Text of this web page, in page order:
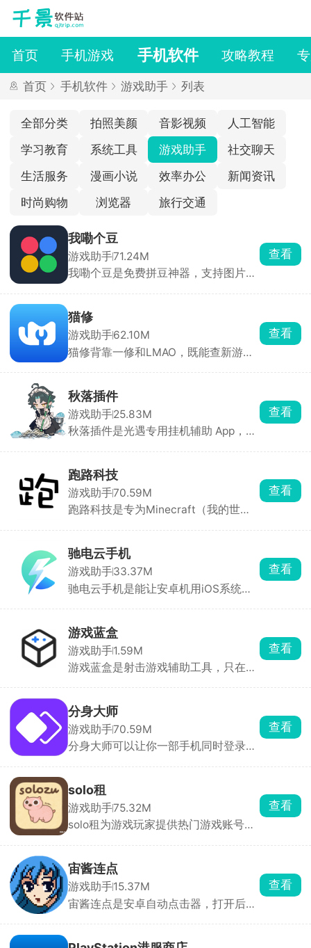
首页 手机游戏 手机软件 攻略教程
首页 手机软件 游戏助手 列表
全部分类 拍照美颜 音影视频
人工智能
学习教育
系统工具 游戏助手
社交聊天
生活服务
漫画小说 效率办公
新闻资讯
时尚购物
浏览器 旅行交通
我嘞个豆
游戏助手71.24M
我嘞个豆是免费拼豆神器，支持图片AI
度、局部放大，大幅降低拼豆难度。可
手绘像素画、自动统计豆子用量、管理
库存。带灵感社区可浏览分享作品，是
拼豆爱好者必备工具。
查看
猫修
游戏助手62.10M
猫修背靠一修和LMAO，既能查新游资
玩家社区，能分享存档、找队友，发帖
攒积分还能抽游戏 KEY。日常找汉化、
查攻略、微调单机用它很方便。
查看
秋落插件
游戏助手25.83M
秋落插件是光遇专用挂机辅助 App，无
火、 爱心、一键托管每日任务。能大幅
节省手动刷图时间，快速积累蜡烛、爱
心、季蜡等资源。
查看
跑路科技
游戏助手70.59M
跑路科技是专为Minecraft（我的世
板，秒建复杂结构。支持自定义皮肤导
入、外观更换、材质预览。还能修改时
间、天气、难度、玩家属性（生命值、
饥饿值等）。
查看
驰电云手机
游戏助手33.37M
驰电云手机是能让安卓机用iOS系统的
本地手机不耗电、不发热、不耗流量。
配置可选，新用户1元就能试。适合想
跨系统玩游戏、需要长时间挂机或多开
养号的人。
查看
游戏蓝盒
游戏助手1.59M
游戏蓝盒是射击游戏辅助工具，只在屏
透明度随便调。还有横竖斜线、圆圈辅
助定位，外加倒计时器记技能CD。
查看
分身大师
游戏助手70.59M
分身大师可以让你一部手机同时登录多
时在线。分身运行稳定，消息接收及
时，官方强调比市面上其他双开软件更
安全。
查看
solo租
游戏助手75.32M
solo租为游戏玩家提供热门游戏账号的
高端账号的需求。支持按小时、按天等
多种租赁模式，用户可根据需求选择短
时租赁或长期租赁，降低体验成本。每
笔订单都有平台担保，租前账号状态透
查看
宙酱连点
游戏助手15.37M
宙酱连点是安卓自动点击器，打开后开
游戏挂机、抢红包、签到、短视频点赞
查看